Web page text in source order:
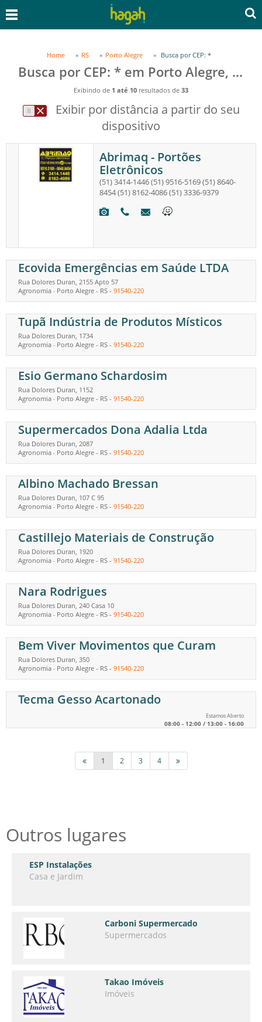
Home RS Porto Alegre Busca por CEP: *
Busca por CEP: * em Porto Alegre, RS
Exibindo de 1 até 10 resultados de 33
Exibir por distância a partir do seu
dispositivo
Abrimaq - Portões
Eletrônicos
(51) 3414-1446(51) 9516-5169(51) 8640-
8454(51) 8162-4086(51) 3336-9379
Ecovida Emergências em Saúde LTDA
Rua Dolores Duran, 2155 Apto 57
Agronomia - Porto Alegre - RS - 91540-220
Tupã Indústria de Produtos Místicos
Rua Dolores Duran, 1734
Agronomia - Porto Alegre - RS - 91540-220
Esio Germano Schardosim
Rua Dolores Duran, 1152
Agronomia - Porto Alegre - RS - 91540-220
Supermercados Dona Adalia Ltda
Rua Dolores Duran, 2087
Agronomia - Porto Alegre - RS - 91540-220
Albino Machado Bressan
Rua Dolores Duran, 107 C 95
Agronomia - Porto Alegre - RS - 91540-220
Castillejo Materiais de Construção
Rua Dolores Duran, 1920
Agronomia - Porto Alegre - RS - 91540-220
Nara Rodrigues
Rua Dolores Duran, 240 Casa 10
Agronomia - Porto Alegre - RS - 91540-220
Bem Viver Movimentos que Curam
Rua Dolores Duran, 350
Agronomia - Porto Alegre - RS - 91540-220
Tecma Gesso Acartonado
Estamos Aberto
08:00 - 12:00 / 13:00 - 16:00
1 2 3 4
Outros lugares
ESP Instalações
Casa e Jardim
Carboni Supermercado
Supermercados
Takao Imóveis
Imóveis